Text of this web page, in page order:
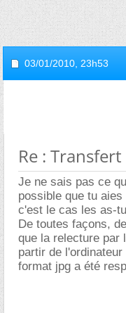
03/01/2010, 23h53
Re :
Je ne sais pas ce
possible que tu
c'est le cas les as-
De toutes façons,
que la relecture par
partir de
format jpg a été